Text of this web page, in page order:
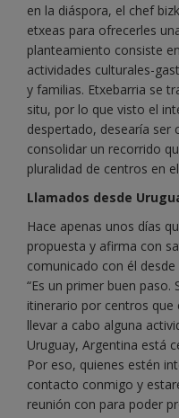
en la diáspora, el chef
etxeas para ofrecerles
planteamiento consiste
actividades culturales-
y familias. Etxebarria se
situ, por lo que visto el
despertado, desearía ser
consolidar un recorrido
pluralidad de centros en
Llamados desde
Hace apenas unos días
propuesta y afirma con
comunicado con él
“Es un primer buen
itinerario por centros que
llevar a cabo alguna
Uruguay, Argentina está
Por eso, quienes estén
contacto conmigo y
reunión con para poder